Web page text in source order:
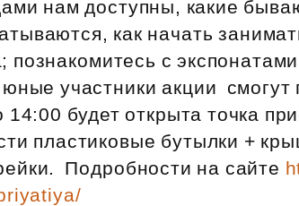
нам доступны, какие
как начать
с экспонатами
участники акции смогут
будет открыта точка
пластиковые бутылки +
Подробности на сайте